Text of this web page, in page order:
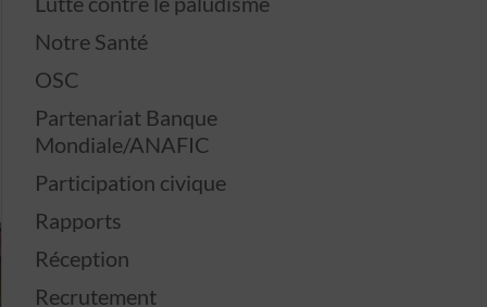
Notre Santé
OSC
Partenariat Banque
Mondiale/ANAFIC
Participation civique
Rapports
Réception
Recrutement